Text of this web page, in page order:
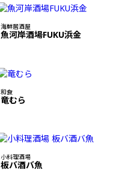
海鮮居酒屋
魚河岸酒場FUKU浜金
和食
竜むら
小料理酒場
板バ酒バ魚